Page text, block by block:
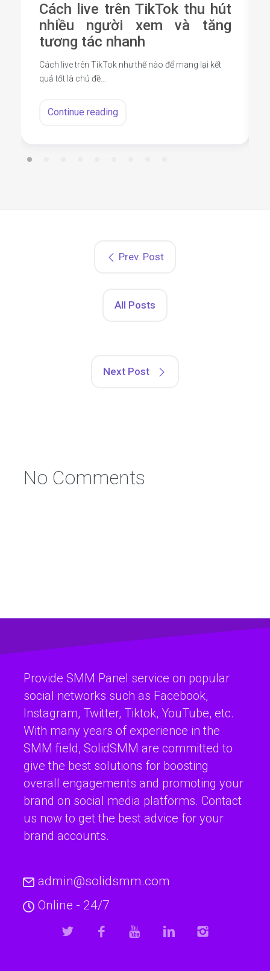
Cách live trên TikTok thu hút
nhiều người xem và tăng
tương tác nhanh
Cách live trên TikTok như thế nào để mang lại kết
quả tốt là chủ đề…
Continue reading
Prev. Post
All Posts
Next Post
No Comments
Provide SMM Panel service on popular
social networks such as Facebook,
Instagram, Twitter, Tiktok, YouTube, etc.
With many years of experience in the
SMM field, SolidSMM are committed to
give the best solutions for boosting
overall engagements and promoting your
brand on social media platforms. Contact
us now to get the best advice for your
brand accounts.
admin@solidsmm.com
Online - 24/7